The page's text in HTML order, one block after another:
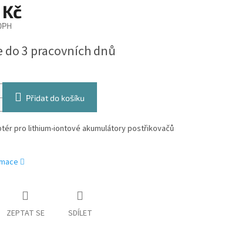
do 3 pracovních dnů
Přidat do košíku
pro lithium-iontové akumulátorypostřikovačů
ZEPTAT SE SDÍLET